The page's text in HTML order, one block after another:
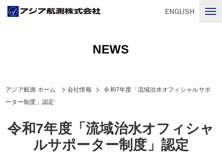
ENGLISH
NEWS
アジア航測 ホーム 会社情報
令和7年度「流域治水オフィシャルサポ
ーター制度」認定
令和7年度「流域治水オフィシャ
ルサポーター制度」認定